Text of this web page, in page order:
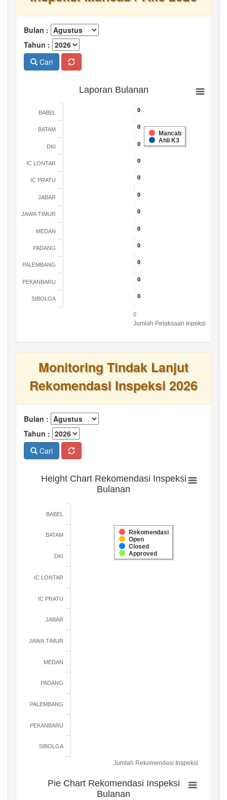
Bulan :
Tahun :
Cari
Jumlah Pelaksaan Inpeksi
Laporan Bulanan
0
0
0
0
0
0
0
0
0
0
0
0
0
0
0
0
0
0
0
0
0
0
0
0
Mancab
Ahli K3
BABEL
BATAM
DKI
IC LONTAR
IC PRATU
JABAR
JAWA TIMUR
MEDAN
PADANG
PALEMBANG
PEKANBARU
SIBOLGA
0
Monitoring Tindak Lanjut
Rekomendasi Inspeksi 2026
Bulan :
Tahun :
Cari
Jumlah Rekomendasi Inspeksi
Height Chart Rekomendasi Inspeksi
Bulanan
Rekomendasi
Open
Closed
Approved
BABEL
BATAM
DKI
IC LONTAR
IC PRATU
JABAR
JAWA TIMUR
MEDAN
PADANG
PALEMBANG
PEKANBARU
SIBOLGA
Pie Chart Rekomendasi Inspeksi
Bulanan